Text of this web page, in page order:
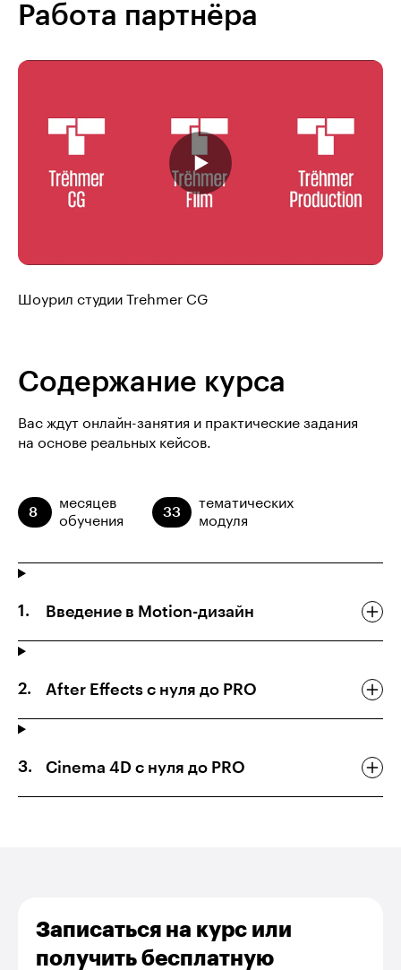
Работа партнёра
Шоурил студии Trehmer CG
Содержание курса
Вас ждут онлайн-занятия и практические задания
на основе реальных кейсов.
8
месяцев
обучения
33
тематических
модуля
Введение в Motion-дизайн
After Effects c нуля до PRO
Cinema 4D с нуля до PRO
Записаться на курс или
получить бесплатную